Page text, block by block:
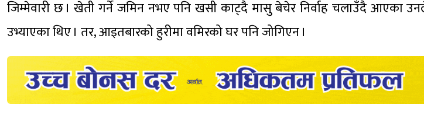
जिम्मेवारी छ । खेती गर्ने जमिन नभए पनि खसी काट्दै मासु बेचेर निर्वाह चलाउँदै आएका
उभ्याएका थिए । तर, आइतबारको हुरीमा वमिरको घर पनि जोगिएन ।